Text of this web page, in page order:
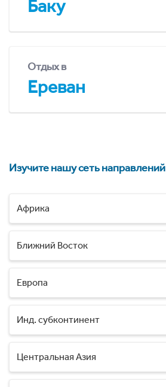
Баку
Отдых в
Ереван
Изучите нашу сеть направлений
Африка
Ближний Восток
Европа
Инд. субконтинент
Центральная Азия